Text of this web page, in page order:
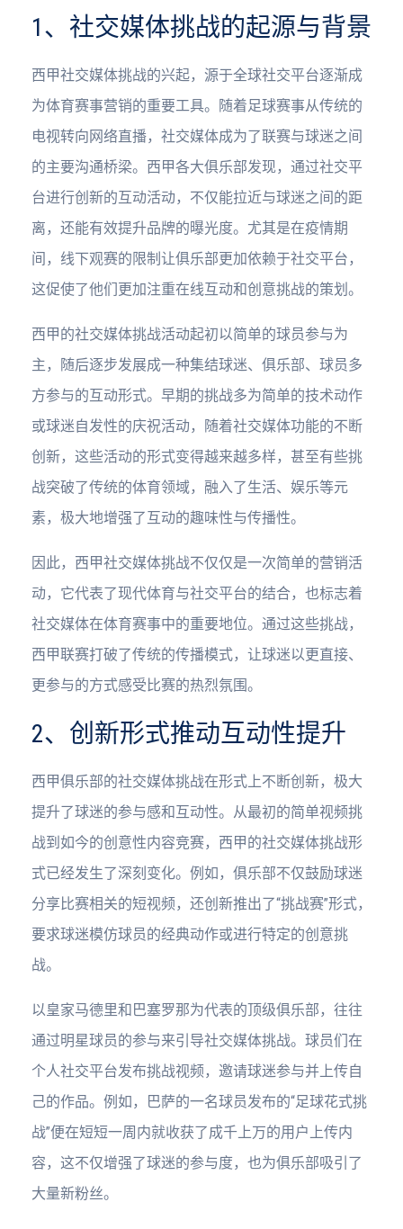
1、社交媒体挑战的起源与背景
西甲社交媒体挑战的兴起，源于全球社交平台逐渐成
为体育赛事营销的重要工具。随着足球赛事从传统的
电视转向网络直播，社交媒体成为了联赛与球迷之间
的主要沟通桥梁。西甲各大俱乐部发现，通过社交平
台进行创新的互动活动，不仅能拉近与球迷之间的距
离，还能有效提升品牌的曝光度。尤其是在疫情期
间，线下观赛的限制让俱乐部更加依赖于社交平台，
这促使了他们更加注重在线互动和创意挑战的策划。
西甲的社交媒体挑战活动起初以简单的球员参与为
主，随后逐步发展成一种集结球迷、俱乐部、球员多
方参与的互动形式。早期的挑战多为简单的技术动作
或球迷自发性的庆祝活动，随着社交媒体功能的不断
创新，这些活动的形式变得越来越多样，甚至有些挑
战突破了传统的体育领域，融入了生活、娱乐等元
素，极大地增强了互动的趣味性与传播性。
因此，西甲社交媒体挑战不仅仅是一次简单的营销活
动，它代表了现代体育与社交平台的结合，也标志着
社交媒体在体育赛事中的重要地位。通过这些挑战，
西甲联赛打破了传统的传播模式，让球迷以更直接、
更参与的方式感受比赛的热烈氛围。
2、创新形式推动互动性提升
西甲俱乐部的社交媒体挑战在形式上不断创新，极大
提升了球迷的参与感和互动性。从最初的简单视频挑
战到如今的创意性内容竞赛，西甲的社交媒体挑战形
式已经发生了深刻变化。例如，俱乐部不仅鼓励球迷
分享比赛相关的短视频，还创新推出了“挑战赛”形式，
要求球迷模仿球员的经典动作或进行特定的创意挑
战。
以皇家马德里和巴塞罗那为代表的顶级俱乐部，往往
通过明星球员的参与来引导社交媒体挑战。球员们在
个人社交平台发布挑战视频，邀请球迷参与并上传自
己的作品。例如，巴萨的一名球员发布的“足球花式挑
战”便在短短一周内就收获了成千上万的用户上传内
容，这不仅增强了球迷的参与度，也为俱乐部吸引了
大量新粉丝。